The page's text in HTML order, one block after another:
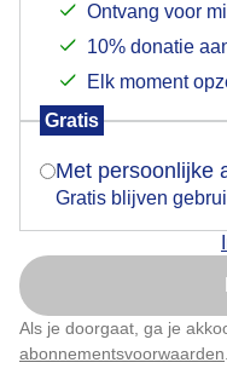
Ontvang voor
10% donatie
Elk moment
Gratis
Met persoonlijke
Gratis blijven
Als je doorgaat, ga je
abonnementsvoorwaarden
Hier in noord
hondenstrand, de
een strakblauwe lucht
Indien je hier nog
verschijnt er zo
Is
Nu
Klik hier